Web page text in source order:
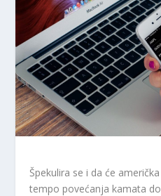
Špekulira se i da će
tempo povećanja kamata